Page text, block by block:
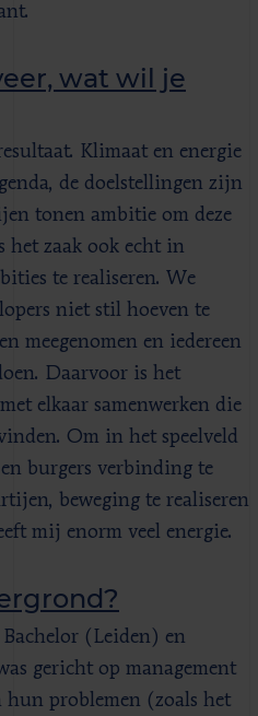
wat wil je
Klimaat en energie
de doelstellingen zijn
tonen ambitie om deze
het zaak ook echt in
te realiseren. We
niet stil hoeven te
meegenomen en iedereen
Daarvoor is het
elkaar samenwerken die
Om in het speelveld
burgers verbinding te
beweging te realiseren
mij enorm veel energie.
(Leiden) en
gericht op management
hun problemen (zoals het